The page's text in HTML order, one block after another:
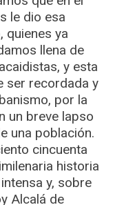
le dio esa
quienes ya
llena de
y esta
ser recordada y
por la
un breve lapso
una población.
cincuenta
historia
y, sobre
Alcalá de